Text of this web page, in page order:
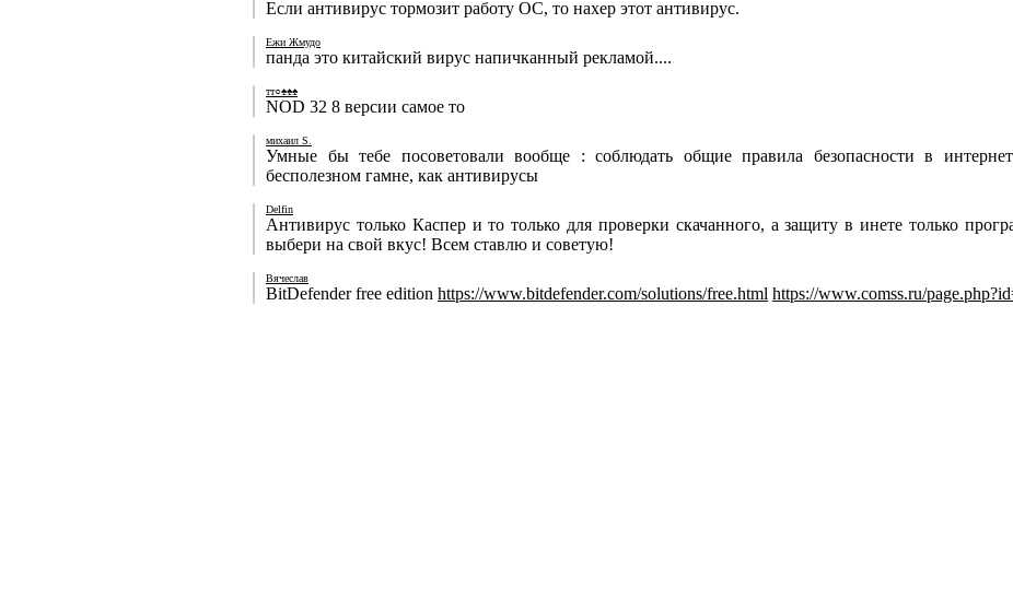
Если антивирус тормозит работу ОС, то нахер этот антивирус.
Ежи Жмудо
панда это китайский вирус напичканный рекламой....
тт○♠♠♠
NOD 32 8 версии самое то
михаил S.
Умные бы тебе посоветовали вообще : соблюдать общие правила безопасности в
бесполезном гамне, как антивирусы
Delfin
Антивирус только Каспер и то только для проверки скачанного, а защиту в инете только
выбери на свой вкус! Всем ставлю и советую!
Вячеслав
BitDefender free edition https://www.bitdefender.com/solutions/free.html https://www.comss.ru/